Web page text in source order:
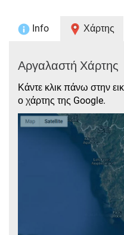
Info Χάρτης
Αργαλαστή Χάρτης
Κάντε κλικ πάνω στην
ο χάρτης της Google.